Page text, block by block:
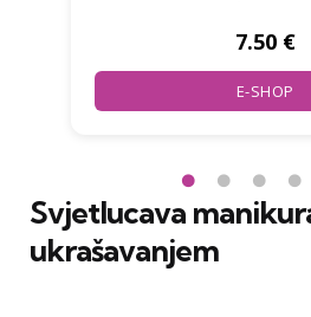
7.50 €
E-SHOP
Svjetlucava
ukrašavanjem